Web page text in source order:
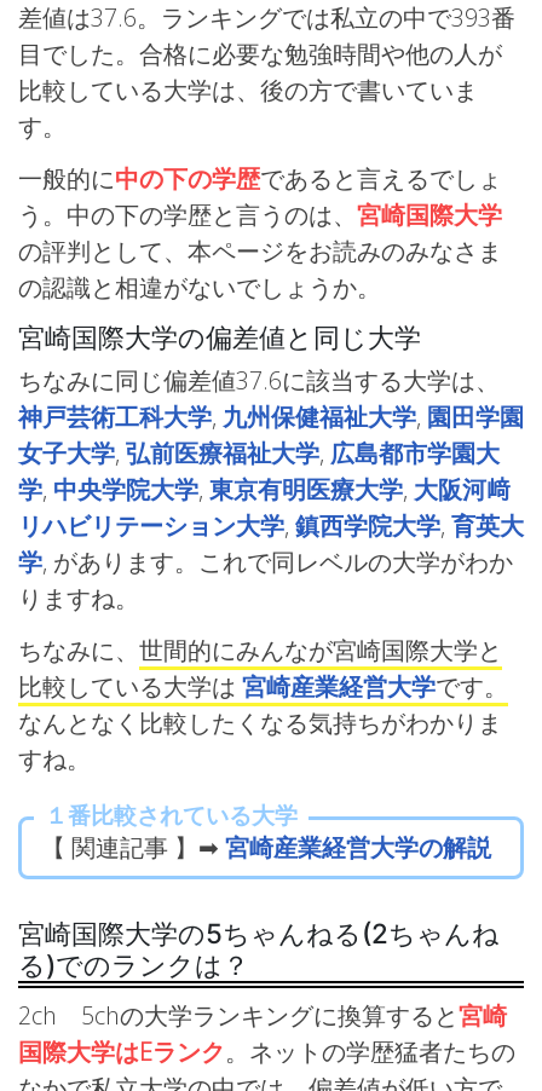
差値は37.6。ランキングでは私立の中で393番
目でした。合格に必要な勉強時間や他の人が
比較している大学は、後の方で書いていま
す。
一般的に中の下の学歴であると言えるでしょ
う。中の下の学歴と言うのは、 宮崎国際大学
の評判として、本ページをお読みのみなさま
の認識と相違がないでしょうか。
宮崎国際大学の偏差値と同じ大学
ちなみに同じ偏差値37.6に該当する大学は、
神戸芸術工科大学, 九州保健福祉大学, 園田学園
女子大学, 弘前医療福祉大学, 広島都市学園大
学, 中央学院大学, 東京有明医療大学, 大阪河﨑
リハビリテーション大学, 鎮西学院大学, 育英大
学, があります。これで同レベルの大学がわか
りますね。
ちなみに、 世間的にみんなが宮崎国際大学と
比較している大学は 宮崎産業経営大学です。
なんとなく比較したくなる気持ちがわかりま
すね。
１番比較されている大学
【 関連記事 】➡ 宮崎産業経営大学の解説
宮崎国際大学の5ちゃんねる(2ちゃんね
る)でのランクは？
2ch 5chの大学ランキングに換算すると宮崎
国際大学はEランク。ネットの学歴猛者たちの